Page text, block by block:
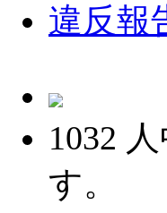
違反報
1032
す。